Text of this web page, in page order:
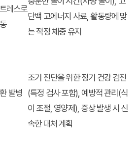
레스로
단백 고에너지 사료, 활동량에 맞
는 적정 체중 유지
발병
조기 진단을 위한 정기 건강 검진
(특정 검사 포함), 예방적 관리(식
이 조절, 영양제), 증상 발생 시 신
속한 대처 계획